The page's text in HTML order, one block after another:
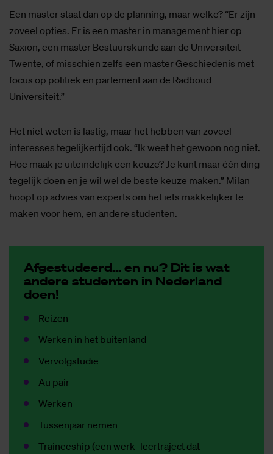
Een master staat dan op de planning, maar welke? “Er zijn
zoveel opties. Er is een master in management hier op
Saxion, een master Bestuurskunde aan de Universiteit
Twente, of misschien zelfs een master Geschiedenis met
focus op politiek en parlement aan de Radboud
Universiteit.”
Het niet weten is lastig, maar het hebben van zoveel
interesses tegelijkertijd ook. “Ik weet het gewoon nog niet.
Hoe maak je uiteindelijk een keuze? Je kunt maar één ding
tegelijk doen en je wil wel de beste keuze maken.” Milan
hoopt op advies van experts om het iets makkelijker te
maken voor hem, en andere studenten.
Af­ge­stu­deerd... en nu? Dit is wat
an­de­re stu­den­ten in Ne­der­land
doen!
Reizen
Werken in het buitenland
Vervolgstudie
Au pair
Werken
Tussenjaar nemen
Traineeship (een werk- leertraject dat